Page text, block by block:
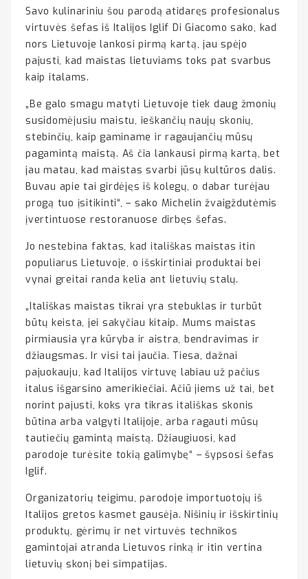
Savo kulinariniu šou parodą atidaręs profesionalus
virtuvės šefas iš Italijos Iglif Di Giacomo sako, kad
nors Lietuvoje lankosi pirmą kartą, jau spėjo
pajusti, kad maistas lietuviams toks pat svarbus
kaip italams.
„Be galo smagu matyti Lietuvoje tiek daug žmonių
susidomėjusiu maistu, ieškančių naujų skonių,
stebinčių, kaip gaminame ir ragaujančių mūsų
pagamintą maistą. Aš čia lankausi pirmą kartą, bet
jau matau, kad maistas svarbi jūsų kultūros dalis.
Buvau apie tai girdėjęs iš kolegų, o dabar turėjau
progą tuo įsitikinti“, – sako Michelin žvaigždutėmis
įvertintuose restoranuose dirbęs šefas.
Jo nestebina faktas, kad itališkas maistas itin
populiarus Lietuvoje, o išskirtiniai produktai bei
vynai greitai randa kelia ant lietuvių stalų.
„Itališkas maistas tikrai yra stebuklas ir turbūt
būtų keista, jei sakyčiau kitaip. Mums maistas
pirmiausia yra kūryba ir aistra, bendravimas ir
džiaugsmas. Ir visi tai jaučia. Tiesa, dažnai
pajuokauju, kad Italijos virtuvę labiau už pačius
italus išgarsino amerikiečiai. Ačiū jiems už tai, bet
norint pajusti, koks yra tikras itališkas skonis
būtina arba valgyti Italijoje, arba ragauti mūsų
tautiečių gamintą maistą. Džiaugiuosi, kad
parodoje turėsite tokią galimybę“ – šypsosi šefas
Iglif.
Organizatorių teigimu, parodoje importuotojų iš
Italijos gretos kasmet gausėja. Nišinių ir išskirtinių
produktų, gėrimų ir net virtuvės technikos
gamintojai atranda Lietuvos rinką ir itin vertina
lietuvių skonį bei simpatijas.